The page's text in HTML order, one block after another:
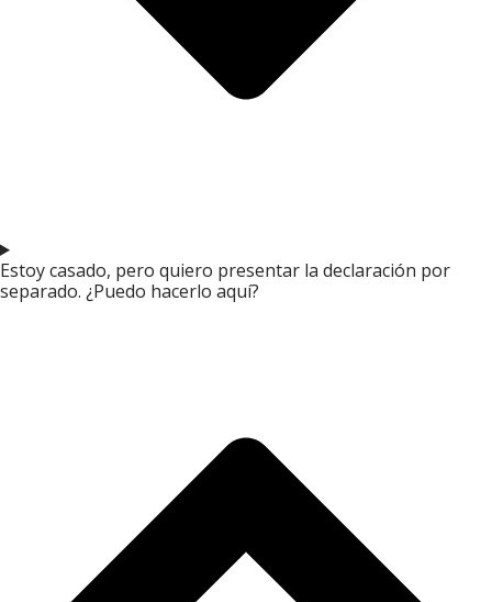
Estoy casado, pero quiero presentar la declaración por
separado. ¿Puedo hacerlo aquí?